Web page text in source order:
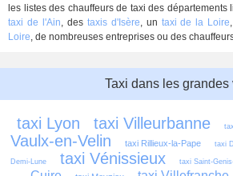
les listes des chauffeurs de taxi des départements
taxi de l'Ain, des taxis d'Isère, un taxi de la Loire
Loire, de nombreuses entreprises ou des
Taxi dans les grandes
taxi Lyon taxi Villeurbanne
Vaulx-en-Velin
taxi Rillieux-la-Pape taxi
Demi-Lune taxi Vénissieux taxi Saint-